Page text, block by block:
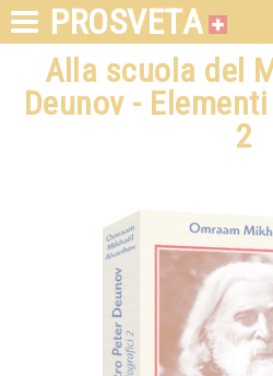
PROSVETA
Alla scuola del
Deunov -
2